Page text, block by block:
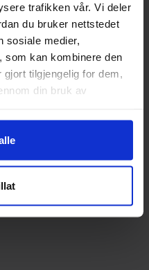
trafikken vår. Vi deler
du bruker nettstedet
sosiale medier,
som kan kombinere den
tilgjengelig for dem,
din bruk av